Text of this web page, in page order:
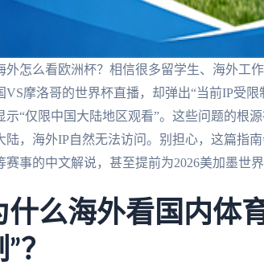
外怎么看欧洲杯？相信很多留学生、海外
VS摩洛哥的世界杯直播，却弹出“当前IP受
示“仅限中国大陆地区观看”。这些问题的根
陆，海外IP自然无法访问。别担心，这篇指
赛事的中文解说，甚至提前为2026美加墨世界
什么海外看国内体
？